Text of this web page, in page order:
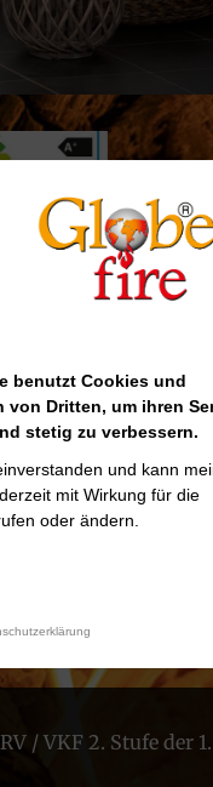
ca. 44 Kg
187 °C
ca. 10 Kg
/ VKF 2. Stufe der
benutzt Cookies und
von Dritten, um ihren
stetig zu verbessern.
und kann
mit Wirkung für die
oder ändern.